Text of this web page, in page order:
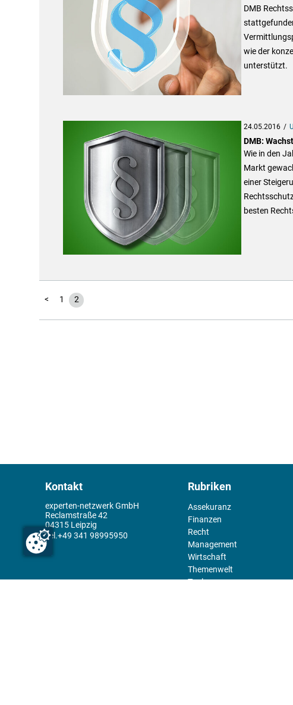
DMB
wie der
unterstützt.
24.05.2016
DMB:
Wie in den
Markt
einer
besten
< 1 2
Kontakt
experten-netzwerk GmbH
Reclamstraße 42
04315 Leipzig
+49 341 98995950
Rubriken
Assekuranz
Finanzen
Recht
Management
Wirtschaft
Themenwelt
Tools